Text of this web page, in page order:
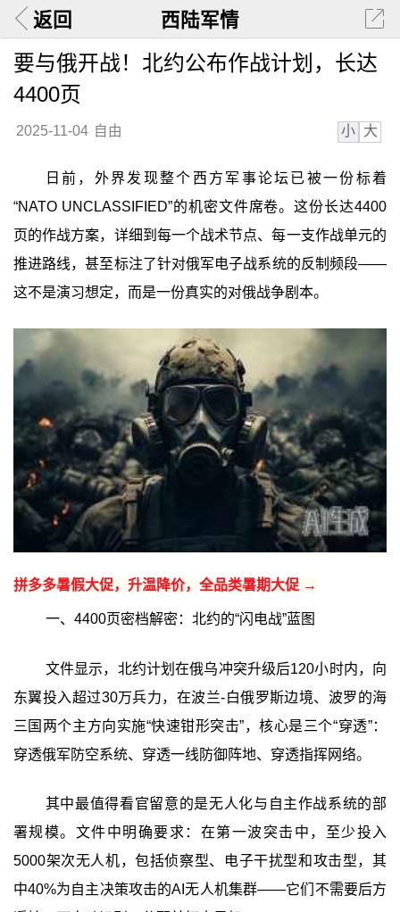
返回 西陆军情
要与俄开战！北约公布作战计划，长达
4400页
2025-11-04 自由 小 大
日前，外界发现整个西方军事论坛已被一份标着
“NATO UNCLASSIFIED”的机密文件席卷。这份长达4400
页的作战方案，详细到每一个战术节点、每一支作战单元的
推进路线，甚至标注了针对俄军电子战系统的反制频段——
这不是演习想定，而是一份真实的对俄战争剧本。
拼多多暑假大促，升温降价，全品类暑期大促 →
一、4400页密档解密：北约的“闪电战”蓝图
文件显示，北约计划在俄乌冲突升级后120小时内，向
东翼投入超过30万兵力，在波兰-白俄罗斯边境、波罗的海
三国两个主方向实施“快速钳形突击”，核心是三个“穿透”：
穿透俄军防空系统、穿透一线防御阵地、穿透指挥网络。
其中最值得看官留意的是无人化与自主作战系统的部
署规模。文件中明确要求：在第一波突击中，至少投入
5000架次无人机，包括侦察型、电子干扰型和攻击型，其
中40%为自主决策攻击的AI无人机集群——它们不需要后方